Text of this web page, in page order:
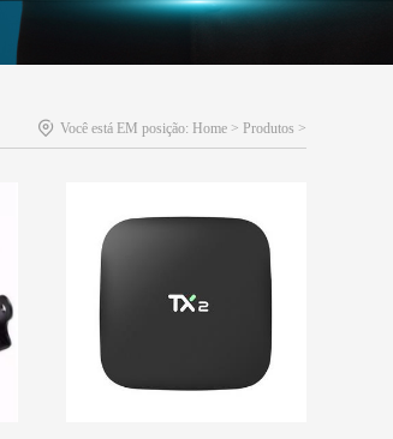
Você está EM posição: Home > Produtos >